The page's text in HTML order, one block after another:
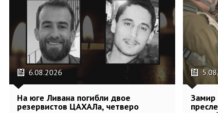
6.08.2026
На юге Ливана погибли двое
резервистов ЦАХАЛа, четверо
Замир